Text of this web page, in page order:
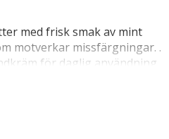
med frisk smak av mint
motverkar missfärgningar. .
för daglig användning.
xylitol skyddar den effektivt
som motsvarar 2 cm
därför av Sveriges